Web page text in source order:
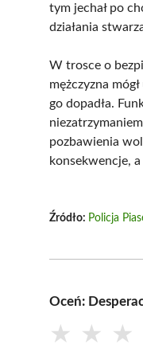
tym jechał po
działania
W trosce o
mężczyzna
go dopadła.
pozbawienia
konsekwencje,
Źródło: Policja
Oceń:
★ ★ ★